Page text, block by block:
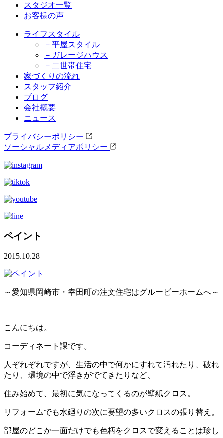
スタジオ一覧
お客様の声
ライフスタイル
－平屋スタイル
－ガレージハウス
－二世帯住宅
家づくりの流れ
スタッフ紹介
ブログ
会社概要
ニュース
プライバシーポリシー
ソーシャルメディアポリシー
ペイント
2015.10.28
～愛知県岡崎市・幸田町の注文住宅はグルービーホームへ～
こんにちは。
コーディネート課です。
人ぞれぞれですが、生活の中で何かにすれて汚れたり、破れ
たり、環境の中で浮きがでてきたりなど、
住み始めて、最初に気になってくるのが壁紙クロス。
リフォームでも水廻りの次に要望の多いクロスの張り替え。
部屋のどこか一面だけでも色柄をクロスで変えることは珍し